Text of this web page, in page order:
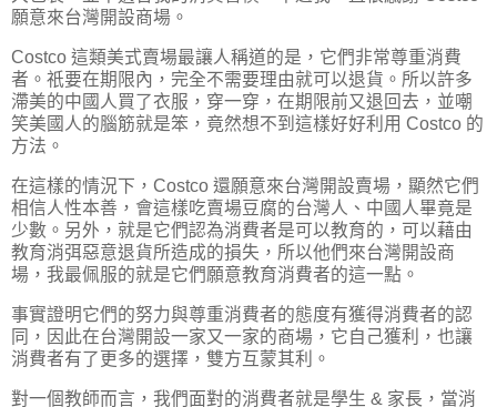
願意來台灣開設商場。
Costco 這類美式賣場最讓人稱道的是，它們非常尊重消費
者。祇要在期限內，完全不需要理由就可以退貨。所以許多
滯美的中國人買了衣服，穿一穿，在期限前又退回去，並嘲
笑美國人的腦筋就是笨，竟然想不到這樣好好利用 Costco 的
方法。
在這樣的情況下，Costco 還願意來台灣開設賣場，顯然它們
相信人性本善，會這樣吃賣場豆腐的台灣人、中國人畢竟是
少數。另外，就是它們認為消費者是可以教育的，可以藉由
教育消弭惡意退貨所造成的損失，所以他們來台灣開設商
場，我最佩服的就是它們願意教育消費者的這一點。
事實證明它們的努力與尊重消費者的態度有獲得消費者的認
同，因此在台灣開設一家又一家的商場，它自己獲利，也讓
消費者有了更多的選擇，雙方互蒙其利。
對一個教師而言，我們面對的消費者就是學生 & 家長，當消